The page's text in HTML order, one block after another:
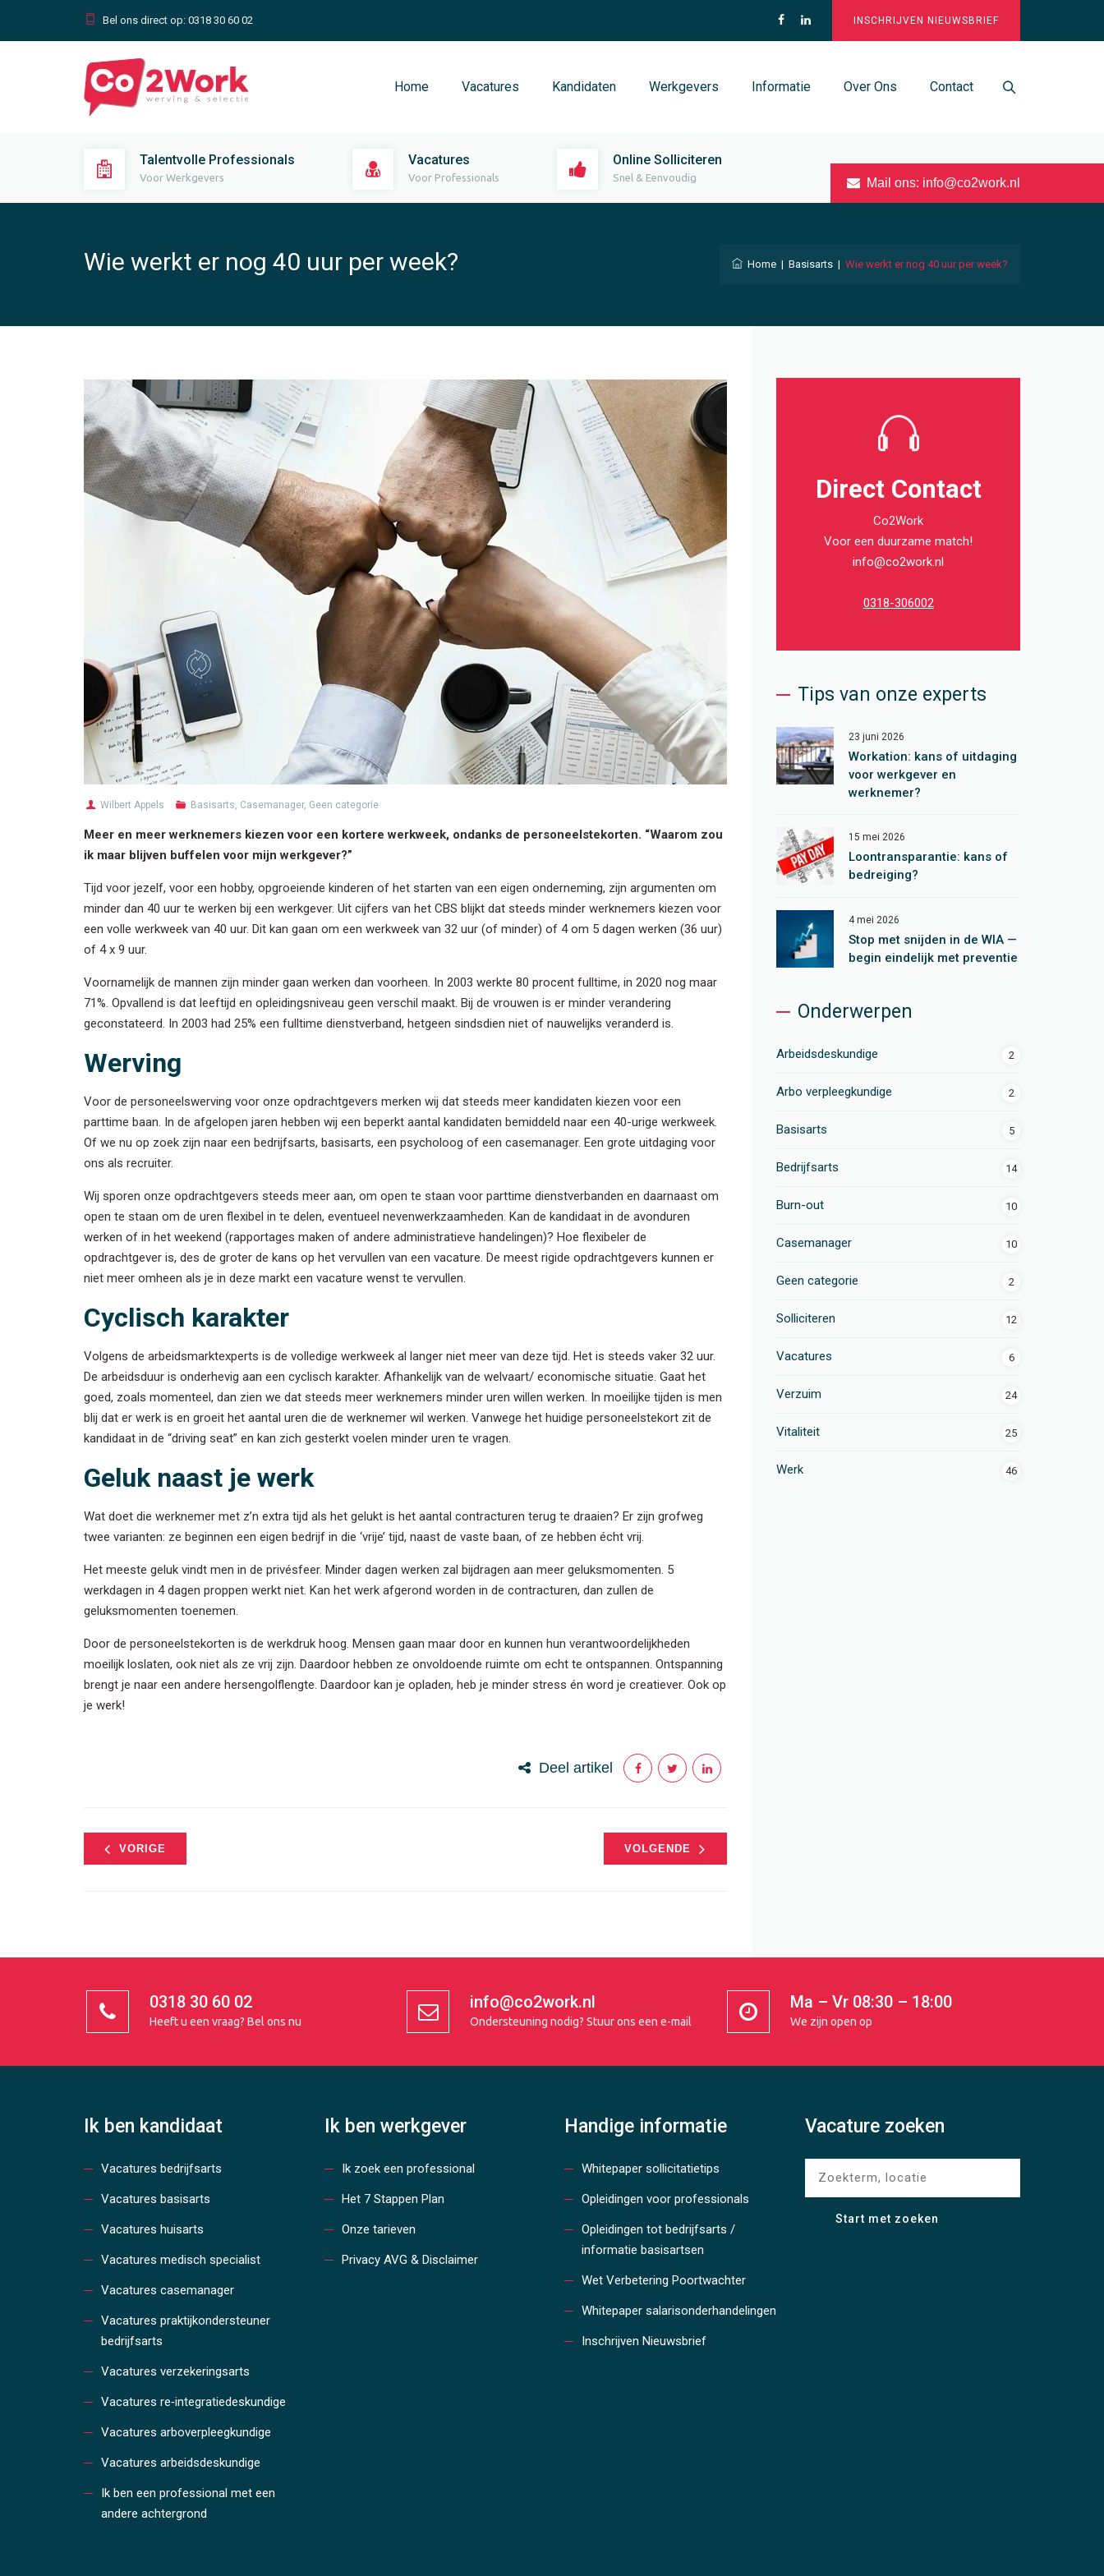
Bel ons direct op: 0318 30 60 02 INSCHRIJVEN NIEUWSBRIEF
Home Vacatures Kandidaten Werkgevers Informatie Over Ons Contact
Talentvolle Professionals
Voor Werkgevers
Vacatures
Voor Professionals
Online Solliciteren
Snel & Eenvoudig Mail ons: info@co2work.nl
Wie werkt er nog 40 uur per week? Home | Basisarts | Wie werkt er nog 40 uur per week?
Wilbert Appels Basisarts, Casemanager, Geen categorie
Meer en meer werknemers kiezen voor een kortere werkweek, ondanks de personeelstekorten. “Waarom zou
ik maar blijven buffelen voor mijn werkgever?”
Tijd voor jezelf, voor een hobby, opgroeiende kinderen of het starten van een eigen onderneming, zijn argumenten om
minder dan 40 uur te werken bij een werkgever. Uit cijfers van het CBS blijkt dat steeds minder werknemers kiezen voor
een volle werkweek van 40 uur. Dit kan gaan om een werkweek van 32 uur (of minder) of 4 om 5 dagen werken (36 uur)
of 4 x 9 uur.
Voornamelijk de mannen zijn minder gaan werken dan voorheen. In 2003 werkte 80 procent fulltime, in 2020 nog maar
71%. Opvallend is dat leeftijd en opleidingsniveau geen verschil maakt. Bij de vrouwen is er minder verandering
geconstateerd. In 2003 had 25% een fulltime dienstverband, hetgeen sindsdien niet of nauwelijks veranderd is.
Werving
Voor de personeelswerving voor onze opdrachtgevers merken wij dat steeds meer kandidaten kiezen voor een
parttime baan. In de afgelopen jaren hebben wij een beperkt aantal kandidaten bemiddeld naar een 40-urige werkweek.
Of we nu op zoek zijn naar een bedrijfsarts, basisarts, een psycholoog of een casemanager. Een grote uitdaging voor
ons als recruiter.
Wij sporen onze opdrachtgevers steeds meer aan, om open te staan voor parttime dienstverbanden en daarnaast om
open te staan om de uren flexibel in te delen, eventueel nevenwerkzaamheden. Kan de kandidaat in de avonduren
werken of in het weekend (rapportages maken of andere administratieve handelingen)? Hoe flexibeler de
opdrachtgever is, des de groter de kans op het vervullen van een vacature. De meest rigide opdrachtgevers kunnen er
niet meer omheen als je in deze markt een vacature wenst te vervullen.
Cyclisch karakter
Volgens de arbeidsmarktexperts is de volledige werkweek al langer niet meer van deze tijd. Het is steeds vaker 32 uur.
De arbeidsduur is onderhevig aan een cyclisch karakter. Afhankelijk van de welvaart/ economische situatie. Gaat het
goed, zoals momenteel, dan zien we dat steeds meer werknemers minder uren willen werken. In moeilijke tijden is men
blij dat er werk is en groeit het aantal uren die de werknemer wil werken. Vanwege het huidige personeelstekort zit de
kandidaat in de “driving seat” en kan zich gesterkt voelen minder uren te vragen.
Geluk naast je werk
Wat doet die werknemer met z’n extra tijd als het gelukt is het aantal contracturen terug te draaien? Er zijn grofweg
twee varianten: ze beginnen een eigen bedrijf in die ‘vrije’ tijd, naast de vaste baan, of ze hebben écht vrij.
Het meeste geluk vindt men in de privésfeer. Minder dagen werken zal bijdragen aan meer geluksmomenten. 5
werkdagen in 4 dagen proppen werkt niet. Kan het werk afgerond worden in de contracturen, dan zullen de
geluksmomenten toenemen.
Door de personeelstekorten is de werkdruk hoog. Mensen gaan maar door en kunnen hun verantwoordelijkheden
moeilijk loslaten, ook niet als ze vrij zijn. Daardoor hebben ze onvoldoende ruimte om echt te ontspannen. Ontspanning
brengt je naar een andere hersengolflengte. Daardoor kan je opladen, heb je minder stress én word je creatiever. Ook op
je werk!
Deel artikel
VORIGE VOLGENDE
Direct Contact
Co2Work
Voor een duurzame match!
info@co2work.nl
0318-306002
Tips van onze experts
23 juni 2026
Workation: kans of uitdaging
voor werkgever en
werknemer?
15 mei 2026
Loontransparantie: kans of
bedreiging?
4 mei 2026
Stop met snijden in de WIA —
begin eindelijk met preventie
Onderwerpen
Arbeidsdeskundige 2
Arbo verpleegkundige 2
Basisarts 5
Bedrijfsarts 14
Burn-out 10
Casemanager 10
Geen categorie 2
Solliciteren 12
Vacatures 6
Verzuim 24
Vitaliteit 25
Werk 46
0318 30 60 02
Heeft u een vraag? Bel ons nu
info@co2work.nl
Ondersteuning nodig? Stuur ons een e-mail
Ma – Vr 08:30 – 18:00
We zijn open op
Ik ben kandidaat
Vacatures bedrijfsarts
Vacatures basisarts
Vacatures huisarts
Vacatures medisch specialist
Vacatures casemanager
Vacatures praktijkondersteuner
bedrijfsarts
Vacatures verzekeringsarts
Vacatures re‑integratiedeskundige
Vacatures arboverpleegkundige
Vacatures arbeidsdeskundige
Ik ben een professional met een
andere achtergrond
Ik ben werkgever
Ik zoek een professional
Het 7 Stappen Plan
Onze tarieven
Privacy AVG & Disclaimer
Handige informatie
Whitepaper sollicitatietips
Opleidingen voor professionals
Opleidingen tot bedrijfsarts /
informatie basisartsen
Wet Verbetering Poortwachter
Whitepaper salarisonderhandelingen
Inschrijven Nieuwsbrief
Vacature zoeken
Inschrijven Nieuwsbrief
Wilt u op de hoogte gehouden worden? Gebruik dan onderstaand formulier om u in te schrijven
voor onze nieuwsbrief.
Voornaam
E-mail
We houden je gegevens privé en zullen deze niet delen met derden. Lees ons
privacybeleidvoor meer informatie.